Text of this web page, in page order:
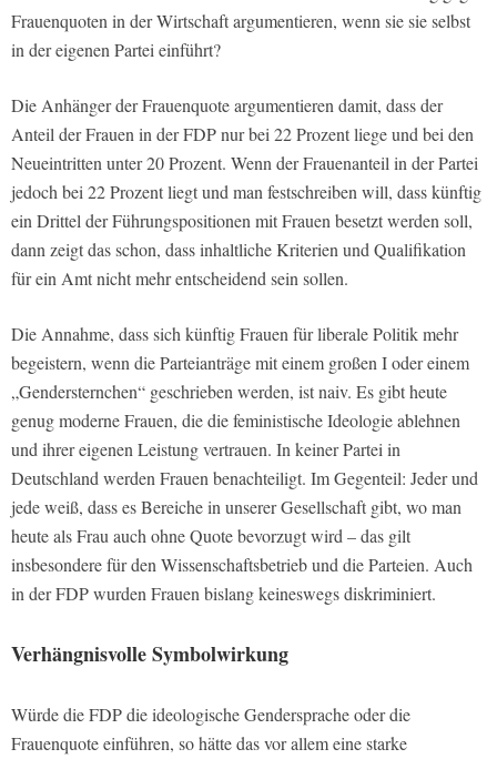
Frauenquoten in der Wirtschaft argumentieren, wenn sie sie selbst
in der eigenen Partei einführt?
Die Anhänger der Frauenquote argumentieren damit, dass der
Anteil der Frauen in der FDP nur bei 22 Prozent liege und bei den
Neueintritten unter 20 Prozent. Wenn der Frauenanteil in der Partei
jedoch bei 22 Prozent liegt und man festschreiben will, dass künftig
ein Drittel der Führungspositionen mit Frauen besetzt werden soll,
dann zeigt das schon, dass inhaltliche Kriterien und Qualifikation
für ein Amt nicht mehr entscheidend sein sollen.
Die Annahme, dass sich künftig Frauen für liberale Politik mehr
begeistern, wenn die Parteianträge mit einem großen I oder einem
„Gendersternchen“ geschrieben werden, ist naiv. Es gibt heute
genug moderne Frauen, die die feministische Ideologie ablehnen
und ihrer eigenen Leistung vertrauen. In keiner Partei in
Deutschland werden Frauen benachteiligt. Im Gegenteil: Jeder und
jede weiß, dass es Bereiche in unserer Gesellschaft gibt, wo man
heute als Frau auch ohne Quote bevorzugt wird – das gilt
insbesondere für den Wissenschaftsbetrieb und die Parteien. Auch
in der FDP wurden Frauen bislang keineswegs diskriminiert.
Verhängnisvolle Symbolwirkung
Würde die FDP die ideologische Gendersprache oder die
Frauenquote einführen, so hätte das vor allem eine starke